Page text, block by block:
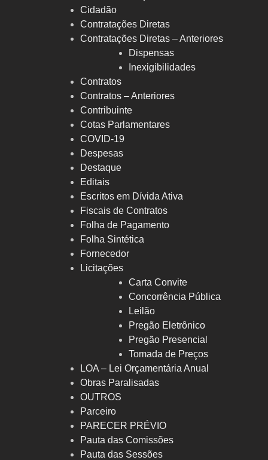
Cidadão
Contratações Diretas
Contratações Diretas – Anteriores
Dispensas
Inexigibilidades
Contratos
Contratos – Anteriores
Contribuinte
Cotas Parlamentares
COVID-19
Despesas
Destaque
Editais
Escritos em Dívida Ativa
Fiscais de Contratos
Folha de Pagamento
Folha Sintética
Fornecedor
Licitações
Carta Convite
Concorrência Pública
Leilão
Pregão Eletrônico
Pregão Presencial
Tomada de Preços
LOA – Lei Orçamentária Anual
Obras Paralisadas
OUTROS
Parceiro
PARECER PRÉVIO
Pauta das Comissões
Pauta das Sessões